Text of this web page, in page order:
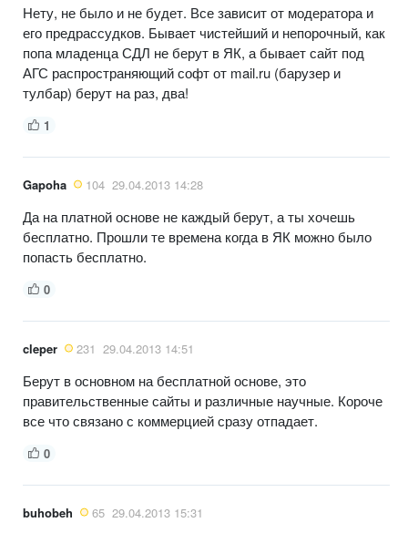
Нету, не было и не будет. Все зависит от модератора и
его предрассудков. Бывает чистейший и непорочный, как
попа младенца СДЛ не берут в ЯК, а бывает сайт под
АГС распространяющий софт от mail.ru (барузер и
тулбар) берут на раз, два!
1
Gapoha 104 29.04.2013 14:28
Да на платной основе не каждый берут, а ты хочешь
бесплатно. Прошли те времена когда в ЯК можно было
попасть бесплатно.
0
cleper 231 29.04.2013 14:51
Берут в основном на бесплатной основе, это
правительственные сайты и различные научные. Короче
все что связано с коммерцией сразу отпадает.
0
buhobeh 65 29.04.2013 15:31